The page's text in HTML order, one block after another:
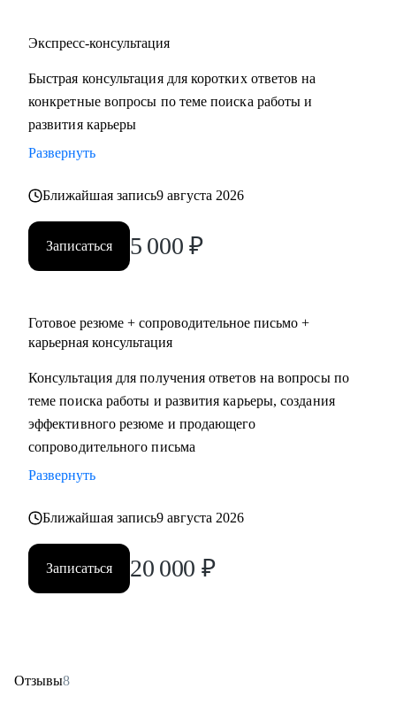
Экспресс-консультация
Быстрая консультация для коротких ответов на
конкретные вопросы по теме поиска работы и
развития карьеры
Развернуть
Ближайшая запись9 августа 2026
Записаться 5 000 ₽
Готовое резюме + сопроводительное письмо +
карьерная консультация
Консультация для получения ответов на вопросы по
теме поиска работы и развития карьеры, создания
эффективного резюме и продающего
сопроводительного письма
Развернуть
Ближайшая запись9 августа 2026
Записаться 20 000 ₽
Отзывы8